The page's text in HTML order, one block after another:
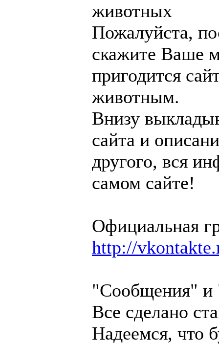
животных
Пожалуйста,
скажите Ваше
пригодится
животным.
Внизу
сайта и
другого, вся
самом сайте!
Официальная
http://
"Сообщения" и
Все сделано
Надеемся, что